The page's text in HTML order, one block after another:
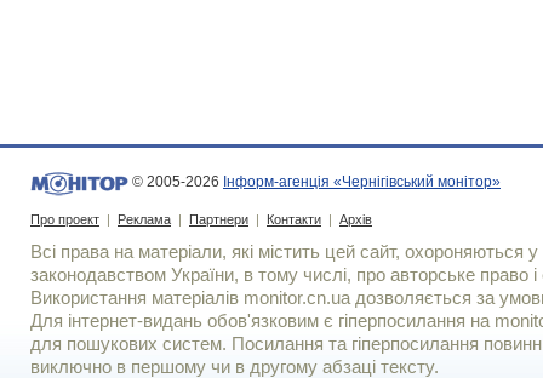
© 2005-2026 Інформ-агенція «Чернігівський монітор»
Про проект | Реклама | Партнери | Контакти | Архів
Всі права на матеріали, які містить цей сайт, охороняються у
законодавством України, в тому числі, про авторське право і
Використання матерiалiв monitor.cn.ua дозволяється за
Для iнтернет-видань обов'язковим є гiперпосилання на
для пошукових систем. Посилання та гіперпосилання
виключно в першому чи в другому абзаці тексту.